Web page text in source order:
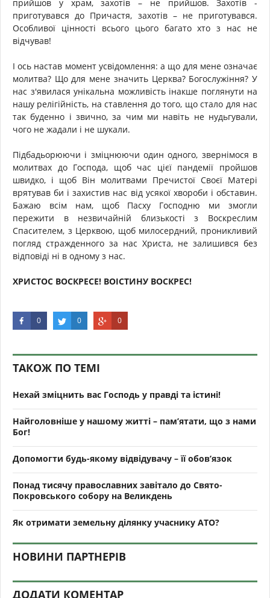
прийшов у храм, захотів – не прийшов. Захотів -
приготувався до Причастя, захотів – не приготувався.
Особливої цінності всього цього багато хто з нас не
відчував!
І ось настав момент усвідомлення: а що для мене означає
молитва? Що для мене значить Церква? Богослужіння? У
нас з'явилася унікальна можливість інакше поглянути на
нашу релігійність, на ставлення до того, що стало для нас
так буденно і звично, за чим ми навіть не нудьгували,
чого не жадали і не шукали.
Підбадьорюючи і зміцнюючи один одного, звернімося в
молитвах до Господа, щоб час цієї пандемії пройшов
швидко, і щоб Він молитвами Пречистої Своєї Матері
врятував би і захистив нас від усякої хвороби і обставин.
Бажаю всім нам, щоб Пасху Господню ми змогли
пережити в незвичайній близькості з Воскреслим
Спасителем, з Церквою, щоб милосердний, проникливий
погляд стражденного за нас Христа, не залишився без
відповіді ні в одному з нас.
ХРИСТОС ВОСКРЕСЕ! ВОІСТИНУ ВОСКРЕС!
0 0 0
ТАКОЖ ПО ТЕМІ
Нехай зміцнить вас Господь у правді та істині!
Найголовніше у нашому житті – пам’ятати, що з нами
Бог!
Допомогти будь-якому відвідувачу – її обов’язок
Понад тисячу православних завітало до Свято-
Покровського собору на Великдень
Як отримати земельну ділянку учаснику АТО?
НОВИНИ ПАРТНЕРІВ
ДОДАТИ КОМЕНТАР